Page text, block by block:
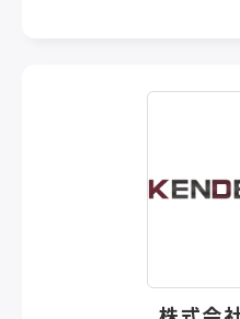
3）連続式24時間運転が可能